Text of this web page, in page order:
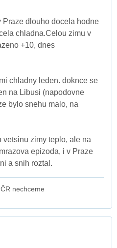
Praze dlouho docela hodne
chladna.Celou zimu v
+10, dnes
chladny leden. doknce se
na Libusi (napodovne
bylo snehu malo, na
zimy teplo, ale na
epizoda, i v Praze
a snih roztal.
nechceme